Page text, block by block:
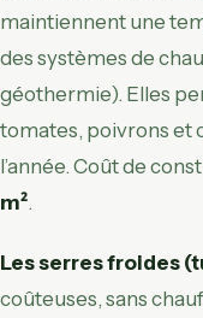
maintiennent une
des systèmes de
géothermie). Elles
tomates, poivrons et
l’année. Coût de
m².
Les serres froides
coûteuses, sans